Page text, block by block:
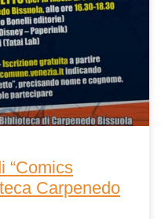
“Comics
Carpenedo